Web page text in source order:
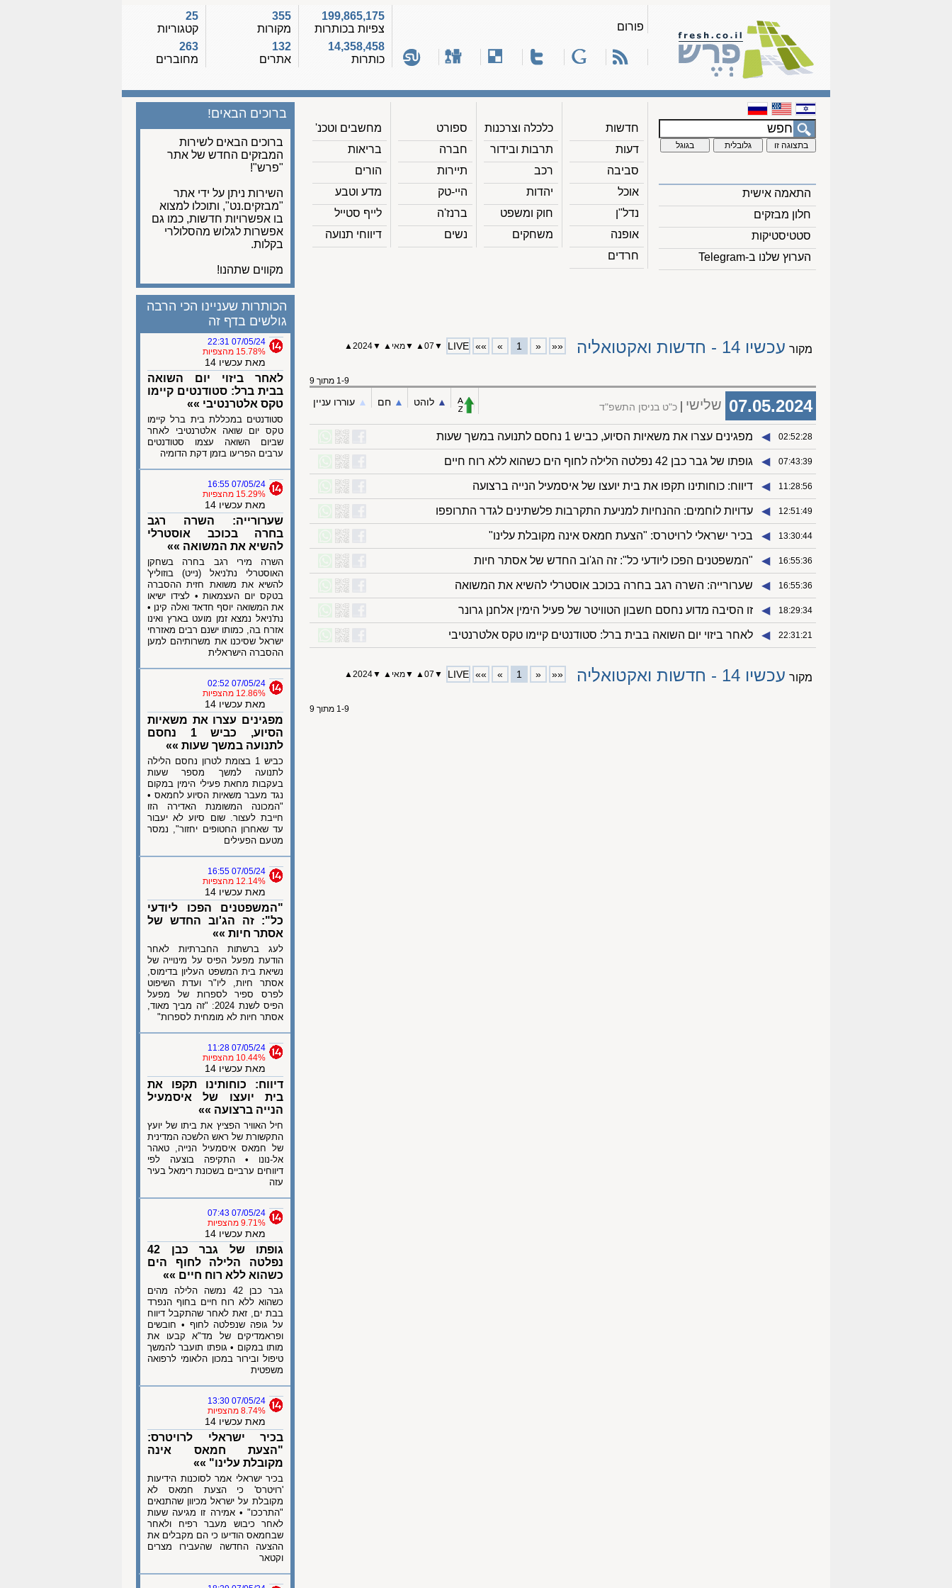
פורום
199,865,175
צפיות בכותרות
14,358,458
כותרות
355
מקורות
132
אתרים
25
קטגוריות
263
מחוברים
התאמה אישית
חלון מבזקים
סטטיסטיקות
הערוץ שלנו ב-Telegram
חדשות
דעות
סביבה
אוכל
נדל"ן
אופנה
חרדים
כלכלה וצרכנות
תרבות ובידור
רכב
יהדות
חוק ומשפט
משחקים
ספורט
חברה
תיירות
היי-טק
ברנז'ה
נשים
מחשבים וטכנ'
בריאות
הורים
מדע וטבע
לייף סטייל
דיווחי תנועה
ברוכים הבאים!
ברוכים הבאים לשירות
המבזקים החדש של אתר
"פרש"!
השירות ניתן על ידי אתר
"מבזקים.נט", ותוכלו למצוא
בו אפשרויות חדשות, כמו גם
אפשרות לגלוש מהסלולרי
בקלות.
מקווים שתהנו!
מקור עכשיו 14 - חדשות ואקטואליה ««
«
1
»
»»
LIVE
▼
07
▲
▼מאי ▲
▼
2024
▲
1-9 מתוך 9
07.05.2024 שלישי כ"ט בניסן התשפ"ד ▲︎ לוהט ▲︎ חם ▲︎ עוררו עניין
02:52:28
◀︎ מפגינים עצרו את משאיות הסיוע, כביש 1 נחסם לתנועה במשך שעות
07:43:39
◀︎ גופתו של גבר כבן 42 נפלטה הלילה לחוף הים כשהוא ללא רוח חיים
11:28:56
◀︎ דיווח: כוחותינו תקפו את בית יועצו של איסמעיל הנייה ברצועה
12:51:49
◀︎ עדויות לוחמים: ההנחיות למניעת התקרבות פלשתינים לגדר התרופפו
13:30:44
◀︎ בכיר ישראלי לרויטרס: "הצעת חמאס אינה מקובלת עלינו"
16:55:36
◀︎ "המשפטנים הפכו ליודעי כל": זה הג'וב החדש של אסתר חיות
16:55:36
◀︎ שערורייה: השרה רגב בחרה בכוכב אוסטרלי להשיא את המשואה
18:29:34
◀︎ זו הסיבה מדוע נחסם חשבון הטוויטר של פעיל הימין אלחנן גרונר
22:31:21
◀︎ לאחר ביזוי יום השואה בבית ברל: סטודנטים קיימו טקס אלטרנטיבי
מקור עכשיו 14 - חדשות ואקטואליה ««
«
1
»
»»
LIVE
▼
07
▲
▼מאי ▲
▼
2024
▲
1-9 מתוך 9
הכותרות שעניינו הכי הרבה
גולשים בדף זה
07/05/24 22:31
15.78% מהצפיות
מאת עכשיו 14
לאחר ביזוי יום השואה
בבית ברל: סטודנטים קיימו
טקס אלטרנטיבי »»
סטודנטים במכללת בית ברל קיימו
טקס יום שואה אלטרנטיבי לאחר
שביום השואה עצמו סטודנטים
ערבים הפריעו בזמן דקת הדומיה
07/05/24 16:55
15.29% מהצפיות
מאת עכשיו 14
שערורייה: השרה רגב
בחרה בכוכב אוסטרלי
להשיא את המשואה »»
השרה מירי רגב בחרה בשחקן
האוסטרלי נת'ניאל (נייט) בוזוליץ'
להשיא את משואת חזית ההסברה
בטקס יום העצמאות • לצידו ישיאו
את המשואה יוסף חדאד ואלה קינן •
נת'ניאל נמצא זמן מועט בארץ ואינו
אזרח בה, כמותו ישנם רבים מאזרחי
ישראל שסיכנו את משרותיהם למען
ההסברה הישראלית
07/05/24 02:52
12.86% מהצפיות
מאת עכשיו 14
מפגינים עצרו את משאיות
הסיוע, כביש 1 נחסם
לתנועה במשך שעות »»
כביש 1 בצומת לטרון נחסם הלילה
לתנועה למשך מספר שעות
בעקבות מחאת פעילי הימין במקום
נגד מעבר משאיות הסיוע לחמאס •
"המכונה המשומנת האדירה הזו
חייבת לעצור. שום סיוע לא יעבור
עד שאחרון החטופים יחזור", נמסר
מטעם הפעילים
07/05/24 16:55
12.14% מהצפיות
מאת עכשיו 14
"המשפטנים הפכו ליודעי
כל": זה הג'וב החדש של
אסתר חיות »»
לעג ברשתות החברתיות לאחר
הודעת מפעל הפיס על מינוייה של
נשיאת בית המשפט העליון בדימוס,
אסתר חיות, ליו"ר ועדת השיפוט
לפרס ספיר לספרות של מפעל
הפיס לשנת 2024: "זה מביך מאוד,
אסתר חיות לא מומחית לספרות"
07/05/24 11:28
10.44% מהצפיות
מאת עכשיו 14
דיווח: כוחותינו תקפו את
בית יועצו של איסמעיל
הנייה ברצועה »»
חיל האוויר הפציץ את ביתו של יועץ
התקשורת של ראש הלשכה המדינית
של חמאס איסמעיל הנייה, טאהר
אל-נונו • התקיפה בוצעה לפי
דיווחים ערביים בשכונת רימאל בעיר
עזה
07/05/24 07:43
9.71% מהצפיות
מאת עכשיו 14
גופתו של גבר כבן 42
נפלטה הלילה לחוף הים
כשהוא ללא רוח חיים »»
גבר כבן 42 נמשה הלילה מהים
כשהוא ללא רוח חיים בחוף הנפרד
בבת ים, זאת לאחר שהתקבל דיווח
על גופה שנפלטה לחוף • חובשים
ופראמדיקים של מד"א קבעו את
מותו במקום • גופתו תועבר להמשך
טיפול ובירור במכון הלאומי לרפואה
משפטית
07/05/24 13:30
8.74% מהצפיות
מאת עכשיו 14
בכיר ישראלי לרויטרס:
"הצעת חמאס אינה
מקובלת עלינו" »»
בכיר ישראלי אמר לסוכנות הידיעות
'רויטרס' כי הצעת חמאס לא
מקובלת על ישראל מכיוון שהתנאים
"התרככו" • אמירה זו מגיעה שעות
לאחר כיבוש מעבר רפיח ולאחר
שבחמאס הודיעו כי הם מקבלים את
ההצעה החדשה שהעבירו מצרים
וקטאר